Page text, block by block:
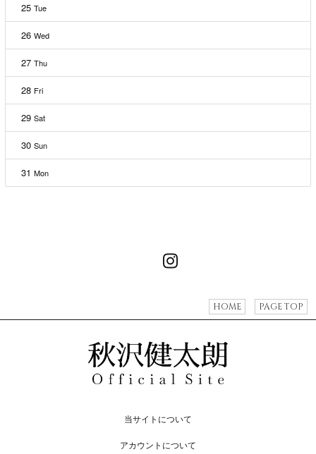
25 Tue
26 Wed
27 Thu
28 Fri
29 Sat
30 Sun
31 Mon
HOME PAGE TOP
当サイトについて
アカウントについて